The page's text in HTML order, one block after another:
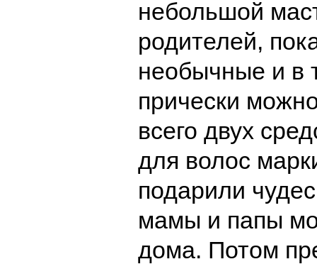
небольшой
родителей,
необычные и в
прически
всего двух
для волос
подарили
мамы и папы
дома. Потом